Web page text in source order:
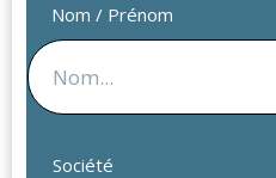
Nom / Prénom
Société